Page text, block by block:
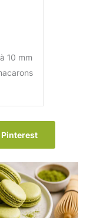
10 mm